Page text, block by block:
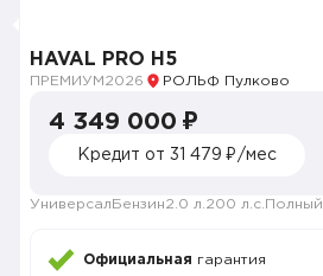
HAVAL PRO H5
ПРЕМИУМ 2026 РОЛЬФ Пулково
4 349 000 ₽
Кредит от 31 479 ₽/мес
Универсал Бензин2.0 л. 200 л.с. Полный
Официальная гарантия